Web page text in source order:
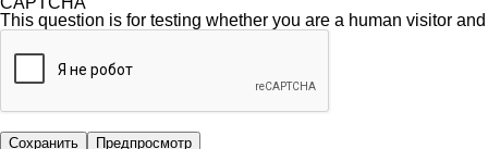
This question is for testing whether you are a human visitor